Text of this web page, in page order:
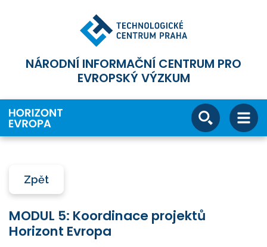
NÁRODNÍ INFORMAČNÍ CENTRUM PRO
EVROPSKÝ VÝZKUM
Zpět
MODUL 5: Koordinace projektů
Horizont Evropa